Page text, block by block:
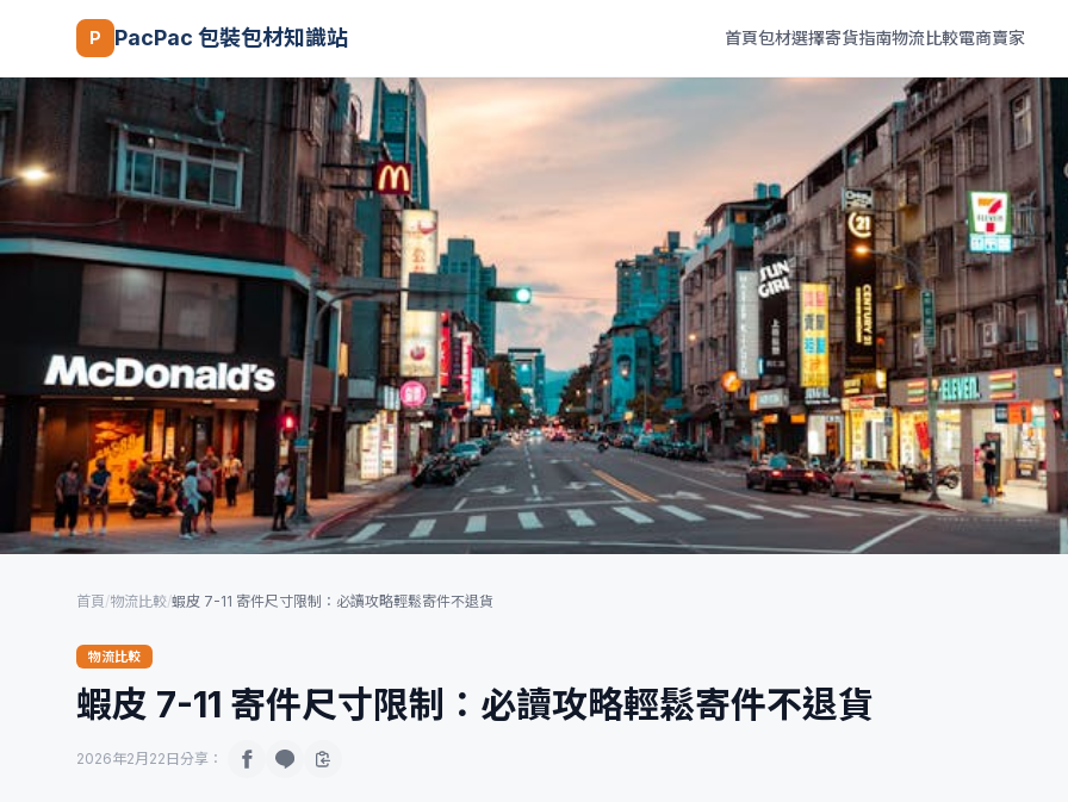
P PacPac 包裝包材知識站 首頁包材選擇寄貨指南物流比較電商賣家
首頁/物流比較/蝦皮 7-11 寄件尺寸限制：必讀攻略輕鬆寄件不退貨
物流比較
蝦皮 7-11 寄件尺寸限制：必讀攻略輕鬆寄件不退貨
2026年2月22日 分享：